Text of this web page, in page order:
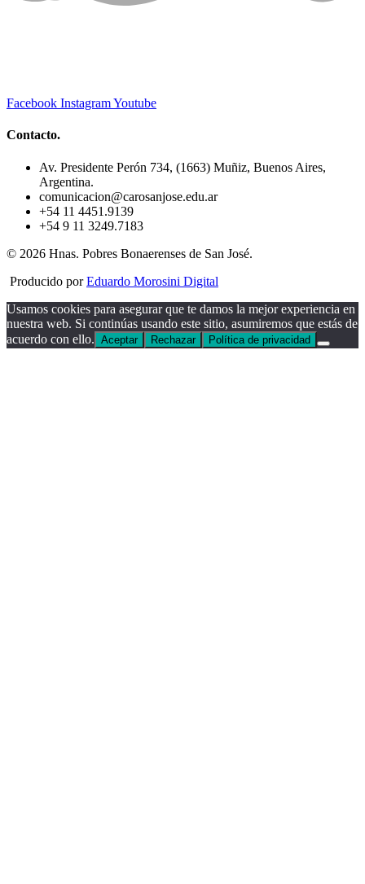
Facebook InstagramYoutube
Contacto.
Av. Presidente Perón 734, (1663) Muñiz, Buenos Aires,
Argentina.
comunicacion@carosanjose.edu.ar
+54 11 4451.9139
+54 9 11 3249.7183
© 2026 Hnas. Pobres Bonaerenses de San José.
Producido porEduardo Morosini Digital
Usamos cookies para asegurar que te damos la mejor experiencia en
nuestra web. Si continúas usando este sitio, asumiremos que estás de
acuerdo con ello. Aceptar Rechazar Política de privacidad